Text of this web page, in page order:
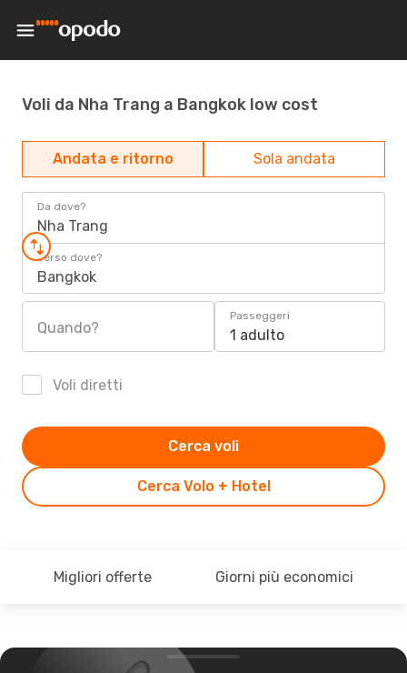
Voli da Nha Trang a Bangkok low cost
Andata e ritorno Sola andata
Da dove?
Nha Trang
Verso dove?
Bangkok
Quando?
Passeggeri
1 adulto
Voli diretti
Cerca Volo + Hotel
Cerca voli
Migliori offerte Giorni più economici